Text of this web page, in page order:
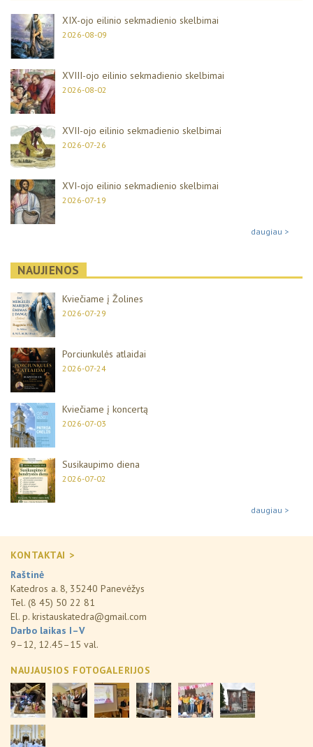
XIX-ojo eilinio sekmadienio skelbimai
2026-08-09
XVIII-ojo eilinio sekmadienio skelbimai
2026-08-02
XVII-ojo eilinio sekmadienio skelbimai
2026-07-26
XVI-ojo eilinio sekmadienio skelbimai
2026-07-19
daugiau >
NAUJIENOS
Kviečiame į Žolines
2026-07-29
Porciunkulės atlaidai
2026-07-24
Kviečiame į koncertą
2026-07-03
Susikaupimo diena
2026-07-02
daugiau >
KONTAKTAI >
Raštinė
Katedros a. 8, 35240 Panevėžys
Tel. (8 45) 50 22 81
El. p. kristauskatedra@gmail.com
Darbo laikas I–V
9–12, 12.45–15 val.
NAUJAUSIOS FOTOGALERIJOS